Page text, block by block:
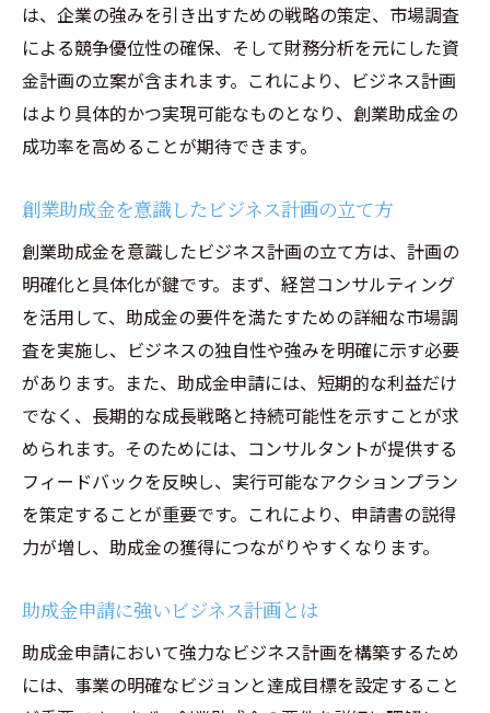
は、企業の強みを引き出すための戦略の策定、市場調査
による競争優位性の確保、そして財務分析を元にした資
金計画の立案が含まれます。これにより、ビジネス計画
はより具体的かつ実現可能なものとなり、創業助成金の
成功率を高めることが期待できます。
創業助成金を意識したビジネス計画の立て方
創業助成金を意識したビジネス計画の立て方は、計画の
明確化と具体化が鍵です。まず、経営コンサルティング
を活用して、助成金の要件を満たすための詳細な市場調
査を実施し、ビジネスの独自性や強みを明確に示す必要
があります。また、助成金申請には、短期的な利益だけ
でなく、長期的な成長戦略と持続可能性を示すことが求
められます。そのためには、コンサルタントが提供する
フィードバックを反映し、実行可能なアクションプラン
を策定することが重要です。これにより、申請書の説得
力が増し、助成金の獲得につながりやすくなります。
助成金申請に強いビジネス計画とは
助成金申請において強力なビジネス計画を構築するため
には、事業の明確なビジョンと達成目標を設定すること